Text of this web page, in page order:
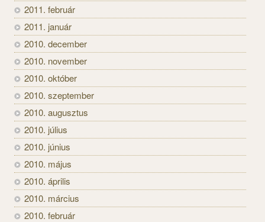
2011. február
2011. január
2010. december
2010. november
2010. október
2010. szeptember
2010. augusztus
2010. július
2010. június
2010. május
2010. április
2010. március
2010. február